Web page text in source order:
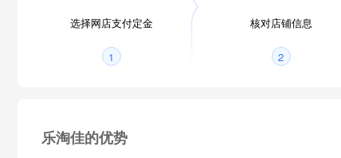
选择网店支付定金
1
核对店铺信息
2
乐淘佳的优势